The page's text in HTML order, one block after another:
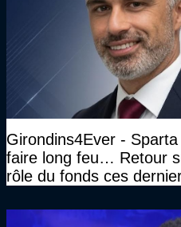
Girondins4Ever -
faire long feu… Retour
rôle du fonds ces